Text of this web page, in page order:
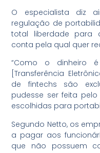
O especialista diz
regulação de
total liberdade para
conta pela qual quer
“Como o dinheiro
[Transferência
de fintechs são
pudesse ser feita
escolhidas para
Segundo Netto, os
a pagar aos
que não possuem